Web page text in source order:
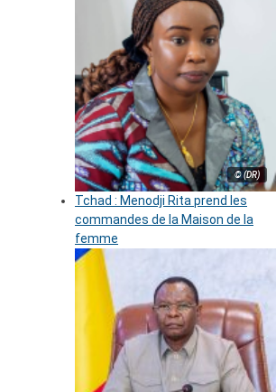
© (DR)
Tchad : Menodji Rita prend les
commandes de la Maison de la
femme